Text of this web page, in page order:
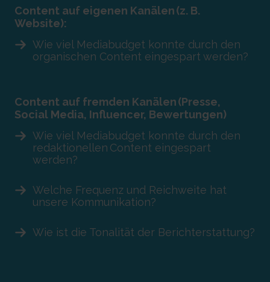
Content auf eigenen Kanälen (z. B.
Website):
Wie viel Mediabudget konnte durch den
organischen Content eingespart werden?
Content auf fremden Kanälen (Presse,
Social Media, Influencer, Bewertungen)
Wie viel Mediabudget konnte durch den
redaktionellen Content eingespart
werden?
Welche Frequenz und Reichweite hat
unsere Kommunikation?
Wie ist die Tonalität der Berichterstattung?